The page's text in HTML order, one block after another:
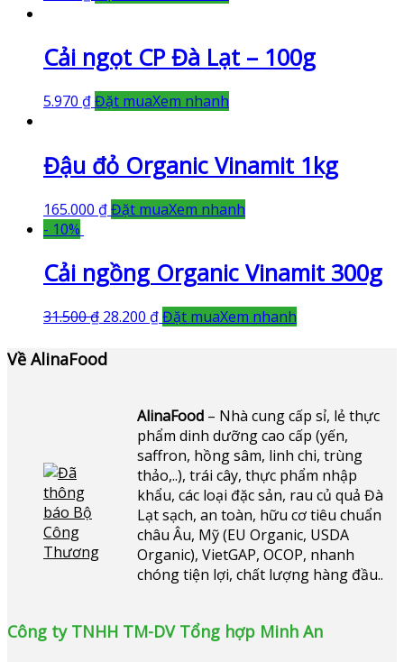
Cải ngọt CP Đà Lạt – 100g
5.970 ₫Đặt muaXem nhanh
Đậu đỏ Organic Vinamit 1kg
165.000 ₫Đặt muaXem nhanh
- 10%
Cải ngồng Organic Vinamit 300g
31.500₫ 28.200 ₫Đặt muaXem nhanh
Về AlinaFood
AlinaFood– Nhà cung cấp sỉ, lẻ thực
phẩm dinh dưỡng cao cấp (yến,
saffron, hồng sâm, linh chi, trùng
thảo,..), trái cây, thực phẩm nhập
khẩu, các loại đặc sản, rau củ quả Đà
Lạt sạch, an toàn, hữu cơ tiêu chuẩn
châu Âu, Mỹ (EU Organic, USDA
Organic), VietGAP, OCOP, nhanh
chóng tiện lợi, chất lượng hàng đầu..
Công ty TNHH TM-DV Tổng hợp Minh An